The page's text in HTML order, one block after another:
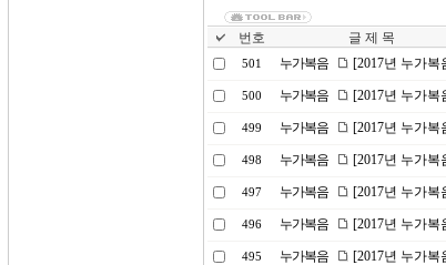
번호 글 제 목
501 누가복음 [2017년 누가복
500 누가복음 [2017년 누가
499 누가복음 [2017년 누가
498 누가복음 [2017년 누가
497 누가복음 [2017년 누가복
496 누가복음 [2017년 누가
495 누가복음 [2017년 누가복